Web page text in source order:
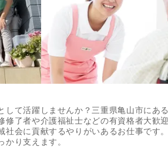
して活躍しませんか？三重県亀山市にあ
修了者や介護福祉士などの有資格者大歓
社会に貢献するやりがいあるお仕事です
かり支えます。